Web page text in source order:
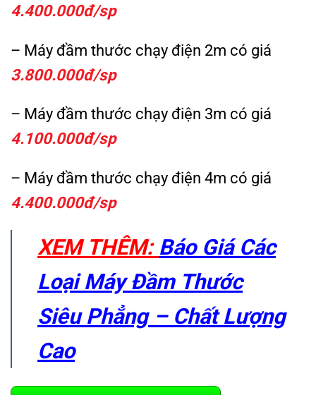
4.400.000đ/sp
– Máy đầm thước chạy điện 2m có giá
3.800.000đ/sp
– Máy đầm thước chạy điện 3m có giá
4.100.000đ/sp
– Máy đầm thước chạy điện 4m có giá
4.400.000đ/sp
XEM THÊM: Báo Giá Các
Loại Máy Đầm Thước
Siêu Phẳng – Chất Lượng
Cao